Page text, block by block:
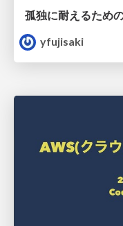
yfujisaki